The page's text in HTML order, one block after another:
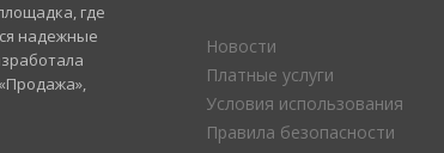
где
надежные
Новости
Платные услуги
Условия использования
Правила безопасности